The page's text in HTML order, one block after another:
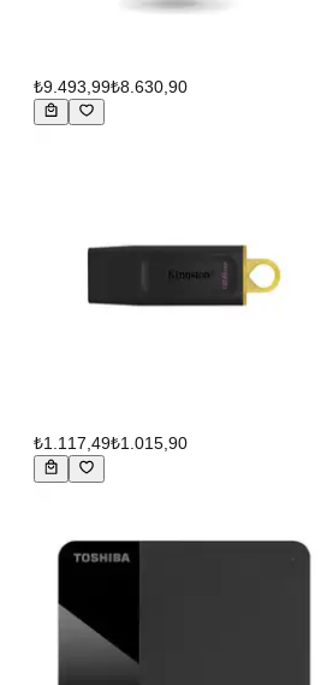
₺9.493,99₺8.630,90
₺1.117,49₺1.015,90